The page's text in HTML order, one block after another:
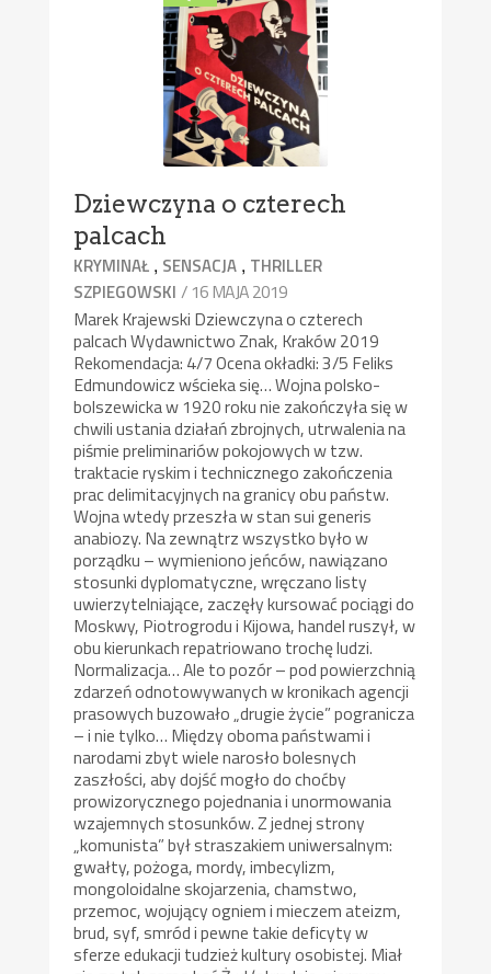
Dziewczyna o czterech
palcach
KRYMINAŁ , SENSACJA , THRILLER
SZPIEGOWSKI / 16 MAJA 2019
Marek Krajewski Dziewczyna o czterech
palcach Wydawnictwo Znak, Kraków 2019
Rekomendacja: 4/7 Ocena okładki: 3/5 Feliks
Edmundowicz wścieka się… Wojna polsko-
bolszewicka w 1920 roku nie zakończyła się w
chwili ustania działań zbrojnych, utrwalenia na
piśmie preliminariów pokojowych w tzw.
traktacie ryskim i technicznego zakończenia
prac delimitacyjnych na granicy obu państw.
Wojna wtedy przeszła w stan sui generis
anabiozy. Na zewnątrz wszystko było w
porządku – wymieniono jeńców, nawiązano
stosunki dyplomatyczne, wręczano listy
uwierzytelniające, zaczęły kursować pociągi do
Moskwy, Piotrogrodu i Kijowa, handel ruszył, w
obu kierunkach repatriowano trochę ludzi.
Normalizacja… Ale to pozór – pod powierzchnią
zdarzeń odnotowywanych w kronikach agencji
prasowych buzowało „drugie życie” pogranicza
– i nie tylko… Między oboma państwami i
narodami zbyt wiele narosło bolesnych
zaszłości, aby dojść mogło do choćby
prowizorycznego pojednania i unormowania
wzajemnych stosunków. Z jednej strony
„komunista” był straszakiem uniwersalnym:
gwałty, pożoga, mordy, imbecylizm,
mongoloidalne skojarzenia, chamstwo,
przemoc, wojujący ogniem i mieczem ateizm,
brud, syf, smród i pewne takie deficyty w
sferze edukacji tudzież kultury osobistej. Miał